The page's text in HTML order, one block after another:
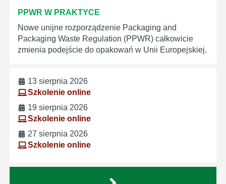
PPWR W PRAKTYCE
Nowe unijne rozporządzenie Packaging and
Packaging Waste Regulation (PPWR) całkowicie
zmienia podejście do opakowań w Unii Europejskiej.
13 sierpnia 2026
Szkolenie online
19 sierpnia 2026
Szkolenie online
27 sierpnia 2026
Szkolenie online